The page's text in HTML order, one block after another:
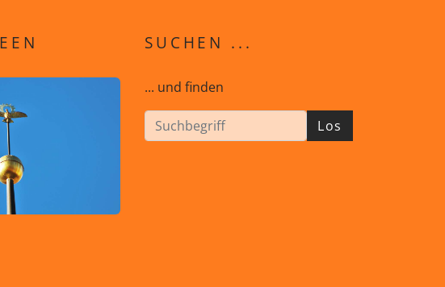
SUCHEN ...
... und finden
Los